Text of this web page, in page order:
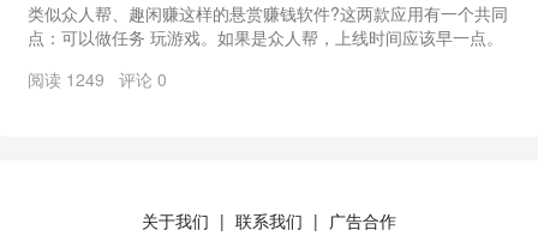
类似众人帮、趣闲赚这样的悬赏赚钱软件?这两款应用有一个共同
点：可以做任务 玩游戏。如果是众人帮，上线时间应该早一点。
阅读 1249 评论 0
关于我们 联系我们 广告合作